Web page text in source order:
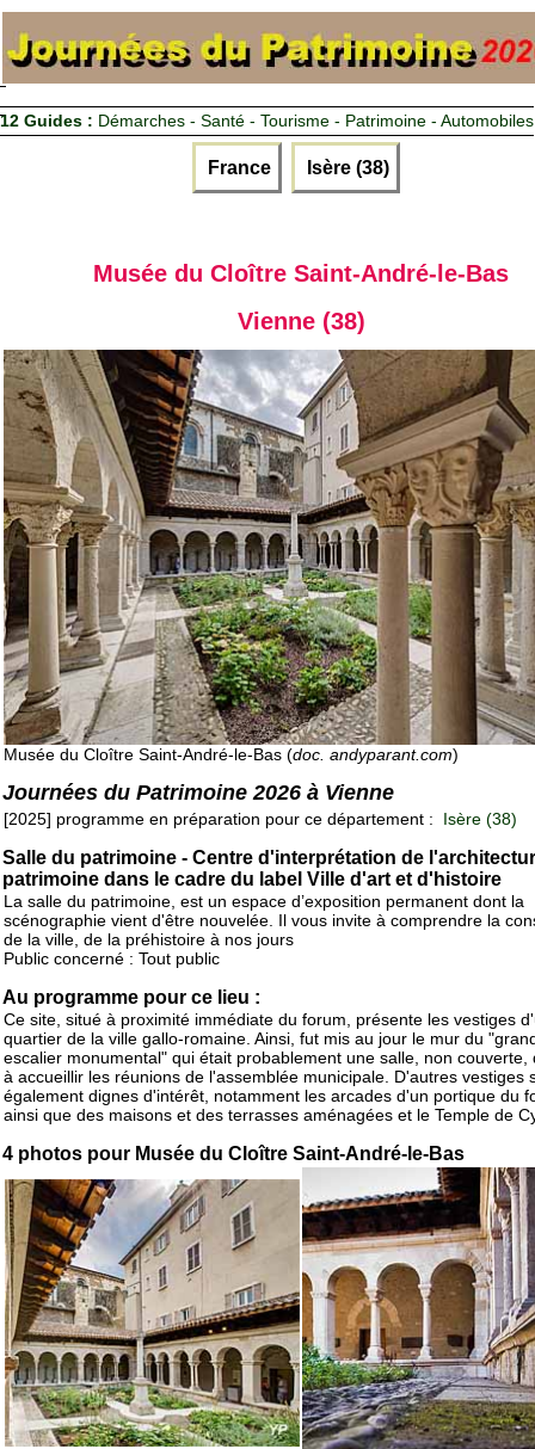
12 Guides : Démarches - Santé - Tourisme - Patrimoine - Automobiles
France Isère (38)
Musée du Cloître Saint-André-le-Bas
Vienne (38)
Musée du Cloître Saint-André-le-Bas (doc. andyparant.com)
Journées du Patrimoine 2026 à Vienne
[2025] programme en préparation pour ce département : Isère (38)
Salle du patrimoine - Centre d'interprétation de
patrimoine dans le cadre du label Ville d'art et d'histoire
La salle du patrimoine, est un espace d’exposition permanent dont la
scénographie vient d'être nouvelée. Il vous invite à comprendre la
de la ville, de la préhistoire à nos jours
Public concerné : Tout public
Au programme pour ce lieu :
Ce site, situé à proximité immédiate du forum, présente les vestiges
quartier de la ville gallo-romaine. Ainsi, fut mis au jour le mur du
escalier monumental" qui était probablement une salle, non couverte,
à accueillir les réunions de l'assemblée municipale. D'autres vestiges
également dignes d'intérêt, notamment les arcades d'un portique du
ainsi que des maisons et des terrasses aménagées et le Temple de
4 photos pour Musée du Cloître Saint-André-le-Bas